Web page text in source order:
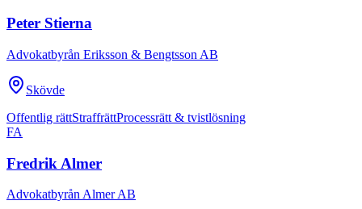
Peter Stierna
Advokatbyrån Eriksson & Bengtsson AB
Skövde
Offentlig rättStraffrättProcessrätt & tvistlösning
FA
Fredrik Almer
Advokatbyrån Almer AB